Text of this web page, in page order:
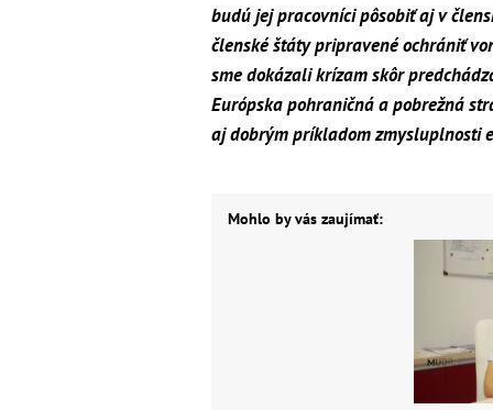
budú jej pracovníci pôsobiť aj v
členské štáty pripravené ochrániť
sme dokázali krízam skôr
Európska pohraničná a pobrežná
aj dobrým príkladom zmysluplnosti
Mohlo by vás zaujímať: